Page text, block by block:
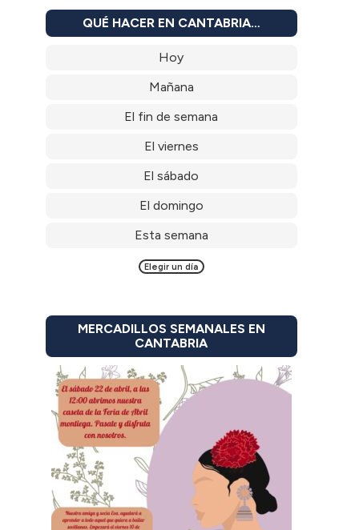
QUÉ HACER EN CANTABRIA…
Hoy
Mañana
El fin de semana
El viernes
El sábado
El domingo
Esta semana
Elegir un día
MERCADILLOS SEMANALES EN
CANTABRIA